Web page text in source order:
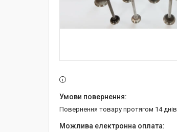
повернення товару протягом 14 днів